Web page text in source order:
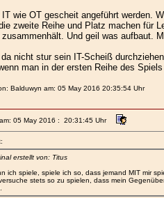
IT wie OT gescheit angeführt werden.
zweite Reihe und Platz machen für
Und geil was aufbaut.
da nicht stur sein IT-Scheiß
man in der ersten Reihe des
Balduwyn am: 05 May 2016 20:35:54 Uhr
05 May 2016 : 20:31:45 Uhr
erstellt von: Titus
ich spiele, spiele ich so, dass jemand MIT mir
stets so zu spielen, dass mein